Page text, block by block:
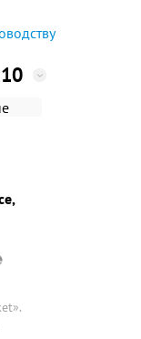
».